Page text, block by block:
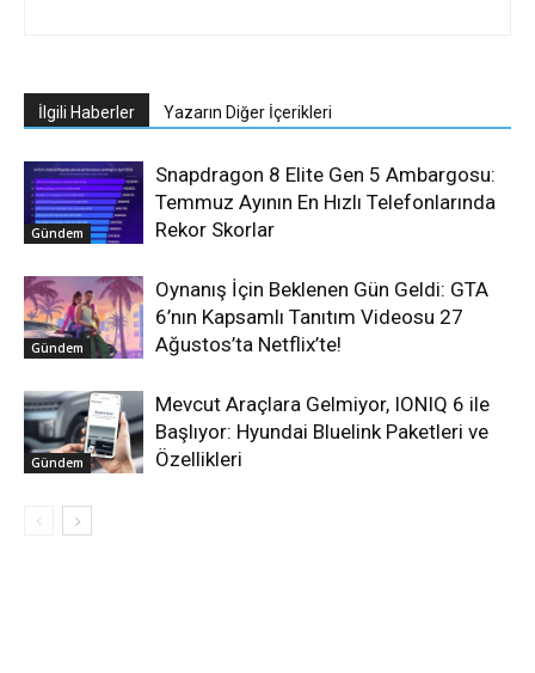
İlgili Haberler Yazarın Diğer İçerikleri
Gündem
Snapdragon 8 Elite Gen 5 Ambargosu:
Temmuz Ayının En Hızlı Telefonlarında
Rekor Skorlar
Gündem
Oynanış İçin Beklenen Gün Geldi: GTA
6’nın Kapsamlı Tanıtım Videosu 27
Ağustos’ta Netflix’te!
Gündem
Mevcut Araçlara Gelmiyor, IONIQ 6 ile
Başlıyor: Hyundai Bluelink Paketleri ve
Özellikleri